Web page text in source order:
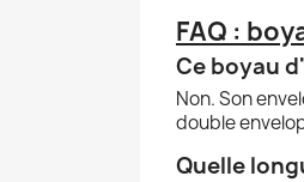
FAQ :
Ce boyau
Non. Son
double
Quelle